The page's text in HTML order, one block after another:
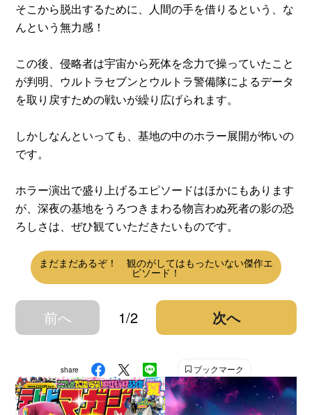
そこから脱出するために、人間の手を借りるという、な
んという無力感！
この後、侵略者は宇宙から死体を念力で操っていたこと
が判明、ウルトラセブンとウルトラ警備隊によるデータ
を取り戻すための戦いが繰り広げられます。
しかしなんといっても、基地の中のホラー展開が怖いの
です。
ホラー演出で盛り上げるエピソードはほかにもあります
が、深夜の基地をうろつきまわる物言わぬ死者の影の恐
ろしさは、ぜひ観ていただきたいものです。
まだまだあるぞ！ 観のがしてはもったいない傑作エ
ピソード！
前へ 1/2 次へ
share ブックマーク